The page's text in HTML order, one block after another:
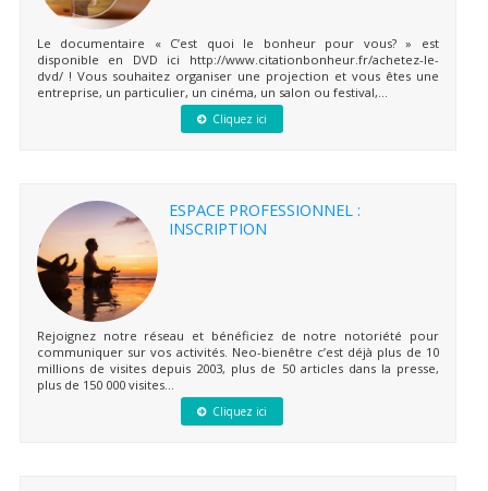
Le documentaire « C’est quoi le bonheur pour vous? » est
disponible en DVD ici http://www.citationbonheur.fr/achetez-le-
dvd/ ! Vous souhaitez organiser une projection et vous êtes une
entreprise, un particulier, un cinéma, un salon ou festival,...
Cliquez ici
ESPACE PROFESSIONNEL :
INSCRIPTION
Rejoignez notre réseau et bénéficiez de notre notoriété pour
communiquer sur vos activités. Neo-bienêtre c’est déjà plus de 10
millions de visites depuis 2003, plus de 50 articles dans la presse,
plus de 150 000 visites...
Cliquez ici